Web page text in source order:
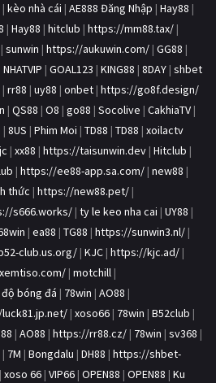
| kèo nhà cái | AE888 Đăng Nhập | Hay88 |
| Hay88 | hitclub | https://mm88.tax/ |
| sunwin | https://aukuwin.com/ | GG88 |
NHATVIP | GOAL123 | KING88 | 8DAY | shbet
| rr88 | uy88 | onbet | https://go8f.design/
| QS88 | O8 | go88 | Socolive | CakhiaTV |
| 8US | Phim Moi | TD88 | TD88 | xoilactv
| xx88 | https://taisunwin.dev | Hitclub |
| https://ee88-app.sa.com/ | new88 |
thức | https://new88.pet/ |
s666.works/ | ty le keo nha cai | UY88 |
| ea88 | TG88 | https://sunwin3.nl/ |
club.us.org/ | KJC | https://kjc.ad/ |
| motchill |
bóng đá | 78win | AO88 |
| xoso66 | 78win | B52club |
| AO88 | https://rr88.cz/ | 78win | sv368 |
| 7M | Bongdalu | DH88 | https://shbet-
| xoso 66 | VIP66 | OPEN88 | OPEN88 | Ku